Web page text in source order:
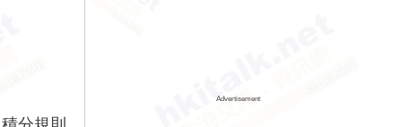
Advertisement